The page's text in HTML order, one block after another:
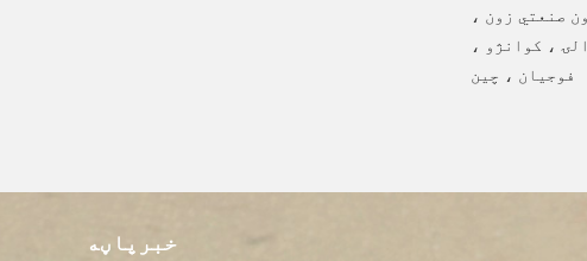
صنعتي زون ،
، کوانژو ،
فوجیان ، چین
خبرپاڼه